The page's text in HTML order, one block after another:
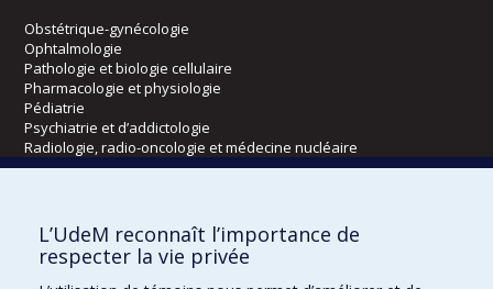
Obstétrique-gynécologie
Ophtalmologie
Pathologie et biologie cellulaire
Pharmacologie et physiologie
Pédiatrie
Psychiatrie et d’addictologie
Radiologie, radio-oncologie et médecine nucléaire
Écoles
Kinésiologie et des sciences de l’activité physique
Orthophonie et audiologie
L’UdeM reconnaît l’importance de
respecter la vie privée